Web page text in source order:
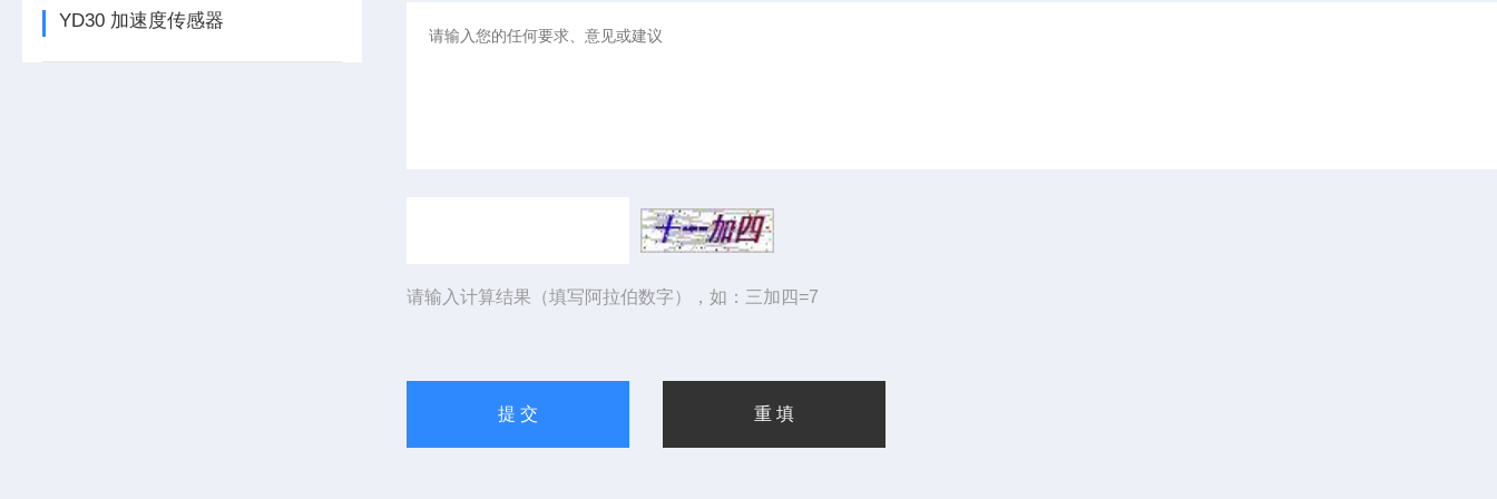
YD30 加速度传感器
请输入计算结果（填写阿拉伯数字），如：三加四=7